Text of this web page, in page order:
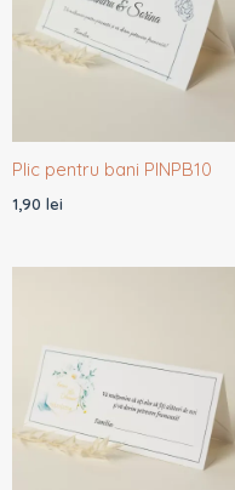
Plic pentru bani PINPB10
1,90 lei